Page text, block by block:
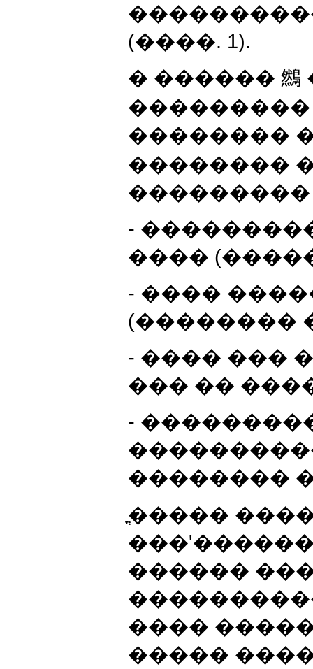
(����. 1).
� ������
��������
��������
���������
-
����
- ����
(��������
- ���� ���
��� ��
-
��������
- �� �����,
������
����
�����